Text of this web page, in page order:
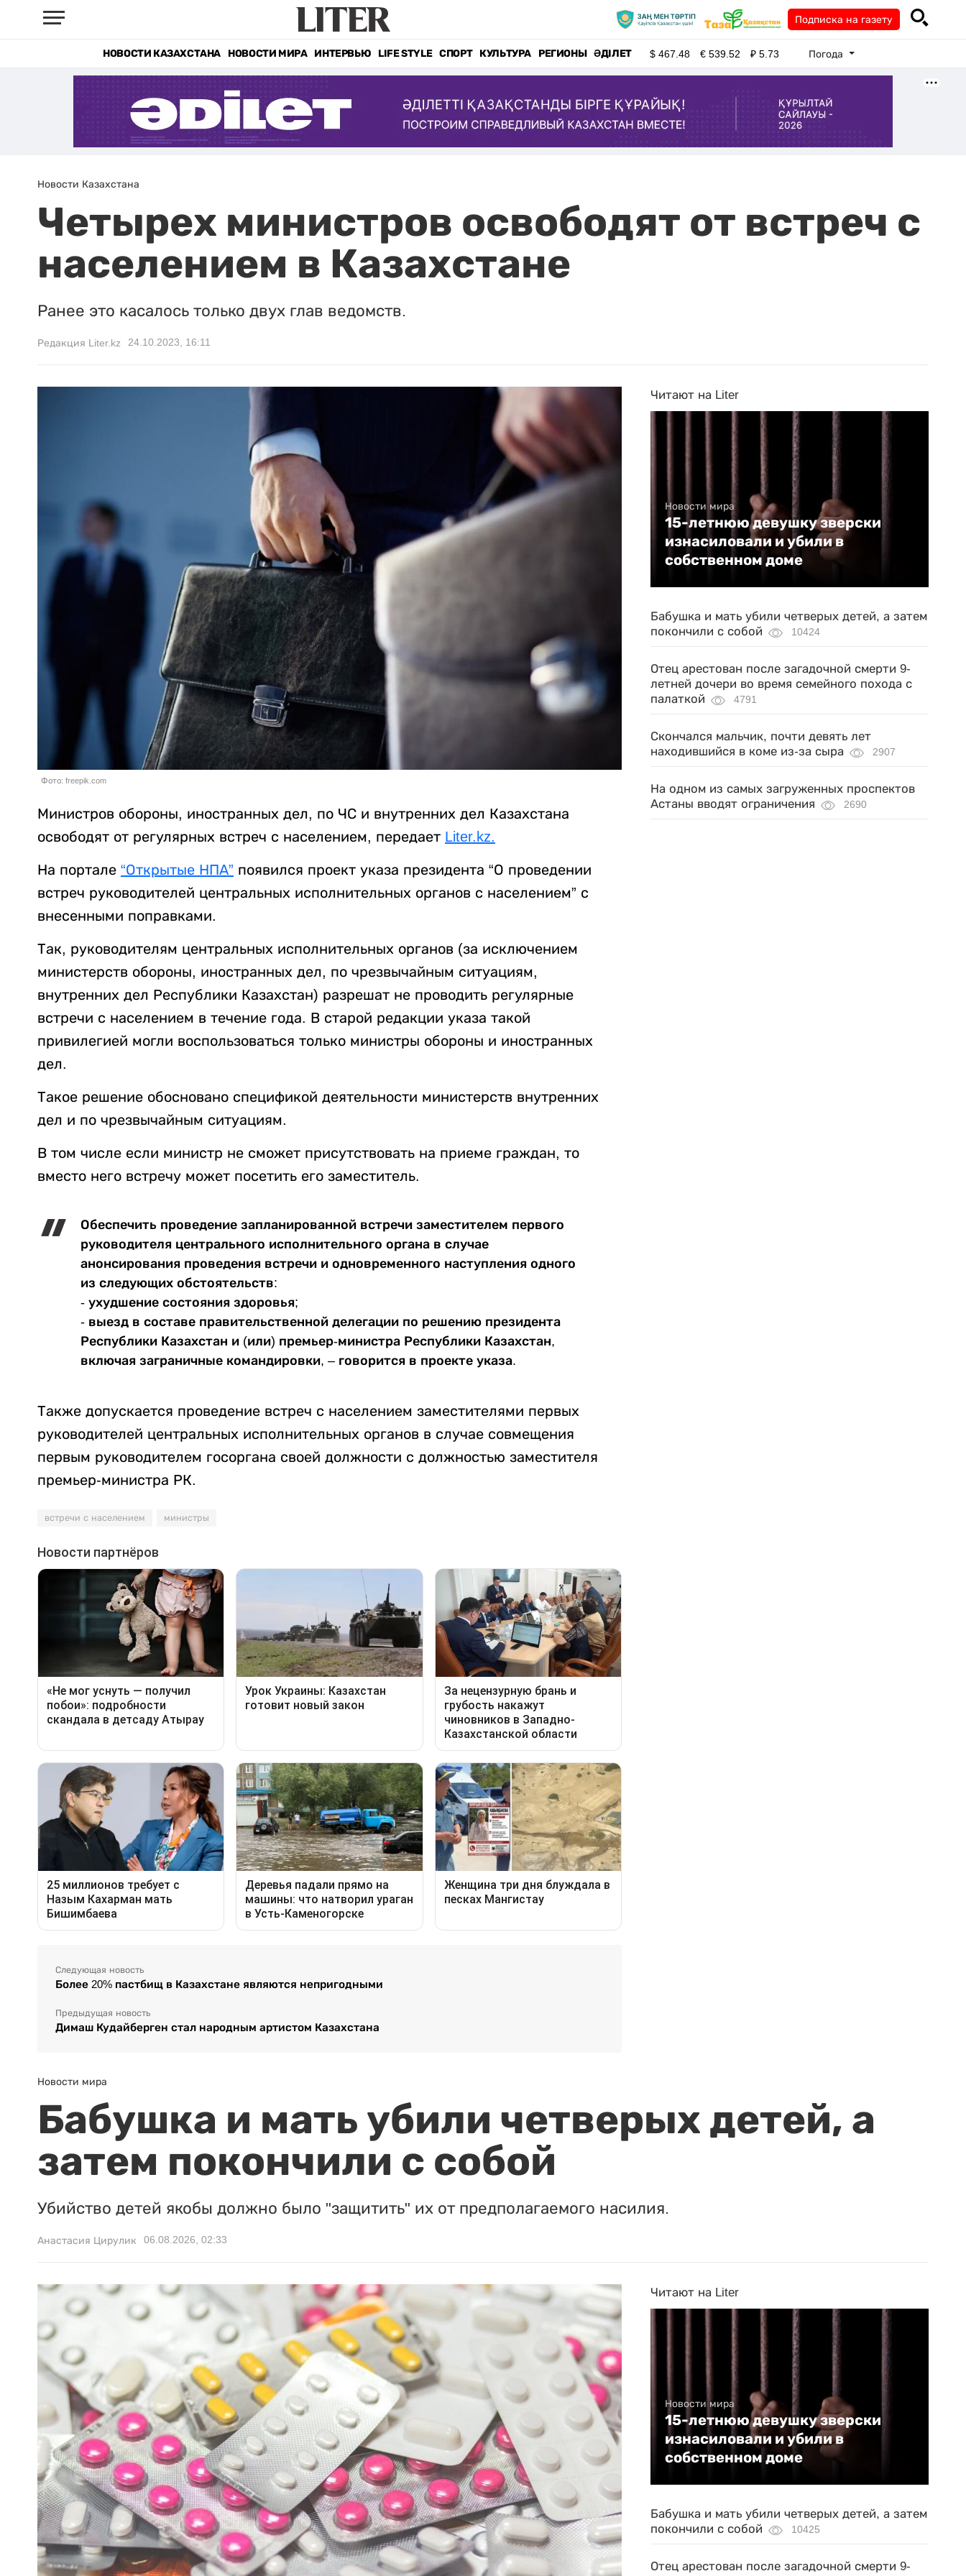
Подписка на газету
НОВОСТИ КАЗАХСТАНА НОВОСТИ МИРА ИНТЕРВЬЮ LIFE STYLE СПОРТ КУЛЬТУРА РЕГИОНЫ ӘДІЛЕТ $467.48 €539.52 ₽5.73 Погода
Новости Казахстана
Четырех министров освободят от встреч с
населением в Казахстане
Ранее это касалось только двух глав ведомств.
Редакция Liter.kz 24.10.2023, 16:11
Фото: freepik.com
Министров обороны, иностранных дел, по ЧС и внутренних дел Казахстана
освободят от регулярных встреч с населением, передает Liter.kz.
На портале “Открытые НПА” появился проект указа президента “О проведении
встреч руководителей центральных исполнительных органов с населением” с
внесенными поправками.
Так, руководителям центральных исполнительных органов (за исключением
министерств обороны, иностранных дел, по чрезвычайным ситуациям,
внутренних дел Республики Казахстан) разрешат не проводить регулярные
встречи с населением в течение года. В старой редакции указа такой
привилегией могли воспользоваться только министры обороны и иностранных
дел.
Такое решение обосновано спецификой деятельности министерств внутренних
дел и по чрезвычайным ситуациям.
В том числе если министр не сможет присутствовать на приеме граждан, то
вместо него встречу может посетить его заместитель.
Обеспечить проведение запланированной встречи заместителем первого
руководителя центрального исполнительного органа в случае
анонсирования проведения встречи и одновременного наступления одного
из следующих обстоятельств:
- ухудшение состояния здоровья;
- выезд в составе правительственной делегации по решению президента
Республики Казахстан и (или) премьер-министра Республики Казахстан,
включая заграничные командировки, – говорится в проекте указа.
Также допускается проведение встреч с населением заместителями первых
руководителей центральных исполнительных органов в случае совмещения
первым руководителем госоргана своей должности с должностью заместителя
премьер-министра РК.
встречи с населением министры
Следующая новость
Более 20% пастбищ в Казахстане являются непригодными
Предыдущая новость
Димаш Кудайберген стал народным артистом Казахстана
Читают на Liter
Новости мира
15-летнюю девушку зверски
изнасиловали и убили в
собственном доме
Бабушка и мать убили четверых детей, а затем
покончили с собой
10424
Отец арестован после загадочной смерти 9-
летней дочери во время семейного похода с
палаткой
4791
Скончался мальчик, почти девять лет
находившийся в коме из-за сыра
2907
На одном из самых загруженных проспектов
Астаны вводят ограничения
2690
Новости мира
Бабушка и мать убили четверых детей, а
затем покончили с собой
Убийство детей якобы должно было "защитить" их от предполагаемого насилия.
Анастасия Цирулик 06.08.2026, 02:33
Читают на Liter
Новости мира
15-летнюю девушку зверски
изнасиловали и убили в
собственном доме
Бабушка и мать убили четверых детей, а затем
покончили с собой
10425
Отец арестован после загадочной смерти 9-